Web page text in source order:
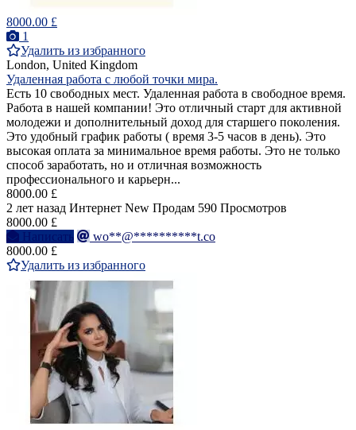
8000.00 £
1
Удалить из избранного
London, United Kingdom
Удаленная работа с любой точки мира.
Есть 10 свободных мест. Удаленная работа в свободное время.
Работа в нашей компании! Это отличный старт для активной
молодежи и дополнительный доход для старшего поколения.
Это удобный график работы ( время 3-5 часов в день). Это
высокая оплата за минимальное время работы. Это не только
способ заработать, но и отличная возможность
профессионального и карьерн...
8000.00 £
2 лет назад Интернет New Продам 590 Просмотров
8000.00 £
Написать
wo**@**********t.co
8000.00 £
Удалить из избранного